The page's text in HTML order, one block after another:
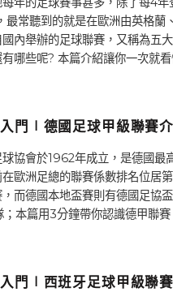
最常聽到的就是在歐洲由英格蘭
內舉辦的足球聯賽，又稱為五
哪些呢? 本篇介紹讓你一次就看
門∣德國足球甲級聯賽
協會於1962年成立，是德國最
歐洲足總的聯賽係數排名位居
而德國本地盃賽則有德國足協
；本篇用3分鐘帶你認識德甲聯賽
門∣西班牙足球甲級聯